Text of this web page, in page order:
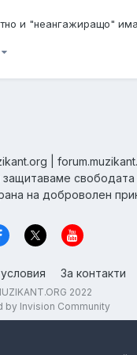
и "неангажиращо"
|
на доброволен
За контакти
2022
by Invision Community